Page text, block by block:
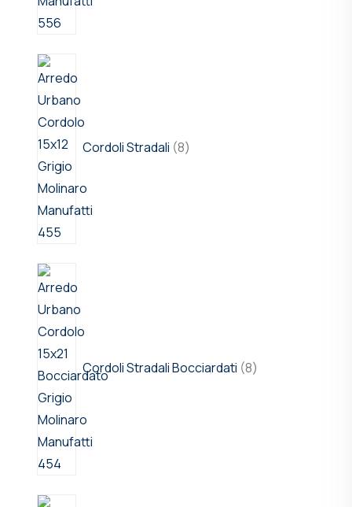
Cordoli Stradali 8
Cordoli Stradali Bocciardati 8